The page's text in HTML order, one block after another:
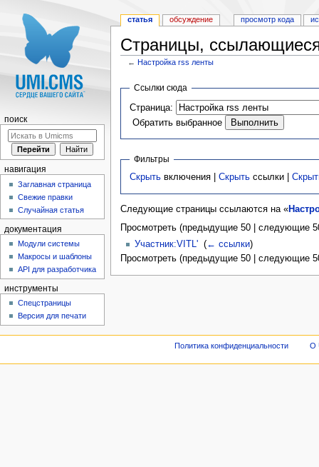
Страницы,
←Настройка rss ленты
Ссылки сюда
Страница:
Обратить выбранное
Фильтры
Скрыть включения |Скрыть ссылки |
Следующие страницы ссылаются на «
Просмотреть (предыдущие 50 | следующие
Участник:VITL'‎ (← ссылки)
Просмотреть (предыдущие 50 | следующие
статья обсуждение просмотр кода
поиск
навигация
Заглавная страница
Свежие правки
Случайная статья
документация
Модули системы
Макросы и шаблоны
API для разработчика
инструменты
Спецстраницы
Версия для печати
Политика конфиденциальности О